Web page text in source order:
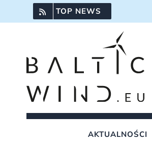
do
TOP NEWS
AKTUALNOŚCI